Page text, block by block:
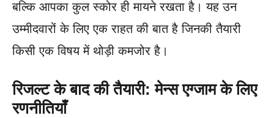
बल्कि आपका कुल स्कोर ही मायने रखता है। यह उन
उम्मीदवारों के लिए एक राहत की बात है जिनकी तैयारी
किसी एक विषय में थोड़ी कमजोर है।
रिजल्ट के बाद की तैयारी: मेन्स एग्जाम के लिए
रणनीतियाँ